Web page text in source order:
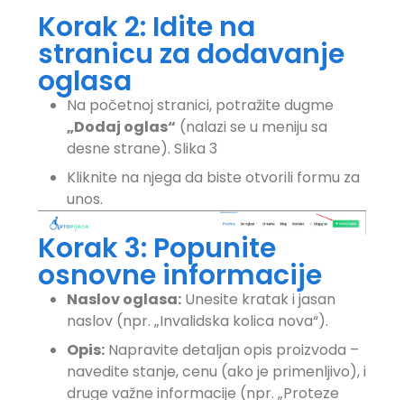
Korak 2: Idite na
stranicu za dodavanje
oglasa
Na početnoj stranici, potražite dugme
„Dodaj oglas“ (nalazi se u meniju sa
desne strane). Slika 3
Kliknite na njega da biste otvorili formu za
unos.
Korak 3: Popunite
osnovne informacije
Naslov oglasa: Unesite kratak i jasan
naslov (npr. „Invalidska kolica nova“).
Opis: Napravite detaljan opis proizvoda –
navedite stanje, cenu (ako je primenljivo), i
druge važne informacije (npr. „Proteze